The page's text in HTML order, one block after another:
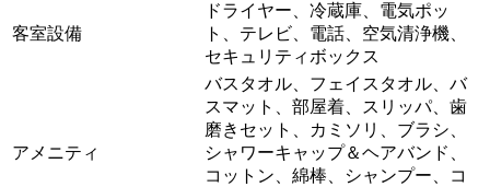
客室設備
ドライヤー、冷蔵庫、電気ポッ
ト、テレビ、電話、空気清浄機、
セキュリティボックス
アメニティ
バスタオル、フェイスタオル、バ
スマット、部屋着、スリッパ、歯
磨きセット、カミソリ、ブラシ、
シャワーキャップ＆ヘアバンド、
コットン、綿棒、シャンプー、コ